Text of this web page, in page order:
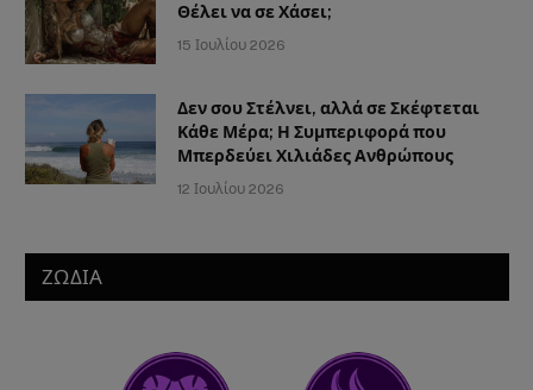
Θέλει να σε Χάσει;
15 Ιουλίου 2026
Δεν σου Στέλνει, αλλά σε Σκέφτεται
Κάθε Μέρα; Η Συμπεριφορά που
Μπερδεύει Χιλιάδες Ανθρώπους
12 Ιουλίου 2026
ΖΩΔΙΑ